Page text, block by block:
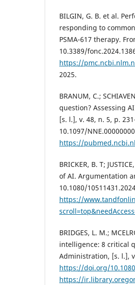
BILGIN, G. B. et al.
responding to
PSMA-617 therapy.
10.3389/
https://
2025.
BRANUM, C.;
question? Assessing
[s. l.], v. 48, n. 5, p.
10.1097/
https://
BRICKER, B. T;
of AI. Argumentation
10.1080/
https://
BRIDGES, L. M.;
intelligence: 8 critical
Administration, [s. l.],
https://doi.org/
https://